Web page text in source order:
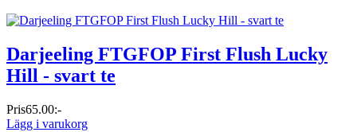
Darjeeling FTGFOP First Flush Lucky
Hill - svart te
Pris65.00:-
Lägg i varukorg